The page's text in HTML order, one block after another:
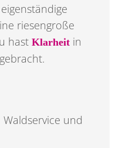
riesengroße
hast Klarheitin
und